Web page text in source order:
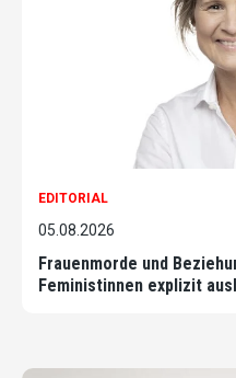
EDITORIAL
05.08.2026
Frauenmorde und
Feministinnen explizit